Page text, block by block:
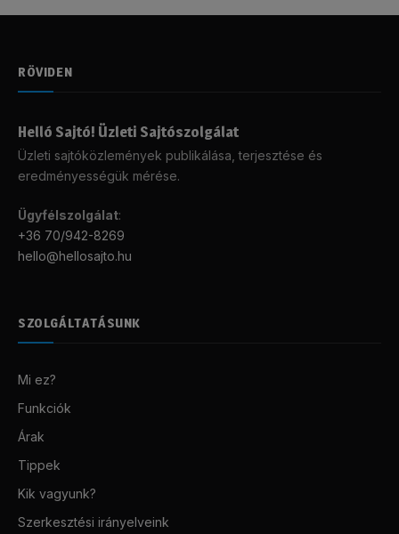
RÖVIDEN
Helló Sajtó! Üzleti Sajtószolgálat
Üzleti sajtóközlemények publikálása, terjesztése és
eredményességük mérése.
Ügyfélszolgálat:
+36 70/942-8269
hello@hellosajto.hu
SZOLGÁLTATÁSUNK
Mi ez?
Funkciók
Árak
Tippek
Kik vagyunk?
Szerkesztési irányelveink